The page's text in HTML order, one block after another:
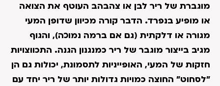
מוגברת של ריר לבן או צהבהב העוטף את הצואה
או מופיע בנפרד. הדבר קורה מכיוון שדופן המעי
מגורה או דלקתית (גם אם ברמה נמוכה), והגוף
מגיב בייצור מוגבר של ריר כמנגנון הגנה. התכווצויות
חזקות של המעי, האופייניות לתסמונת, יכולות גם הן
"לסחוט" החוצה כמויות גדולות יותר של ריר יחד עם